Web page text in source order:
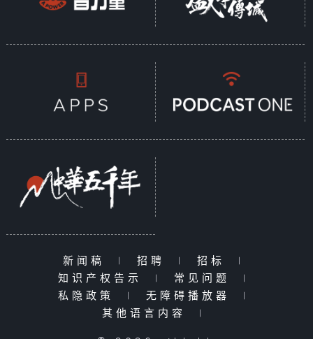
新闻稿 | 招聘 | 招标
|
知识产权告示
| 常见问题
|
私隐政策
| 无障碍播放器
|
其他语言内容
|